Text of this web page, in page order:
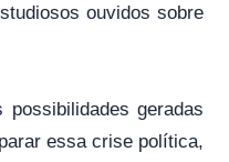
ouvidos sobre
geradas
essa crise política,